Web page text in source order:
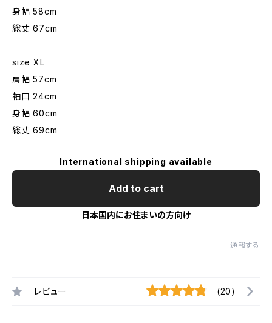
身幅 58cm
総丈 67cm
size XL
肩幅 57cm
袖口 24cm
身幅 60cm
総丈 69cm
International shipping available
Add to cart
日本国内にお住まいの方向け
通報する
レビュー (20)